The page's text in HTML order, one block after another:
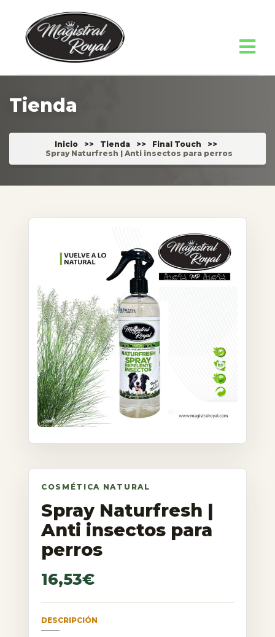
Tienda
Inicio >> Tienda >> Final Touch
>>
Spray Naturfresh | Anti insectos para perros
Spray Naturfresh |
Anti insectos para
perros
16,53€
DESCRIPCIÓN